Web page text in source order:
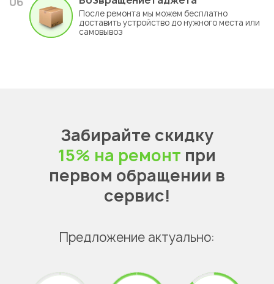
После ремонта мы можем бесплатно
доставить устройство до нужного места или
самовывоз
Забирайте скидку
15% на ремонт при
первом обращении в
сервис!
Предложение актуально: